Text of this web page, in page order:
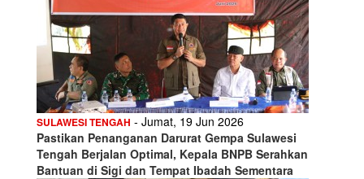
SULAWESI TENGAH - Jumat, 19 Jun 2026
Pastikan Penanganan Darurat Gempa Sulawesi
Tengah Berjalan Optimal, Kepala BNPB Serahkan
Bantuan di Sigi dan Tempat Ibadah Sementara